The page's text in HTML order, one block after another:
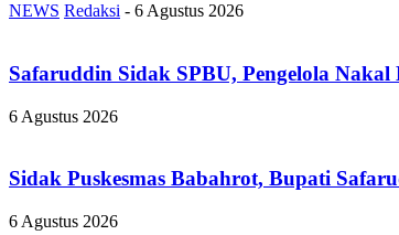
NEWS Redaksi - 6 Agustus 2026
Safaruddin Sidak SPBU, Pengelola
6 Agustus 2026
Sidak Puskesmas Babahrot, Bupati
6 Agustus 2026